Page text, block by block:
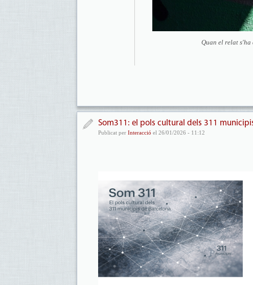
Quan el relat
Som311: el pols cultural dels 311
Publicat per Interacció el 26/01/2026 - 11:12